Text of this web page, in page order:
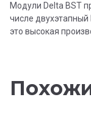
Модули Delta BST
числе двухэтапный
это высокая